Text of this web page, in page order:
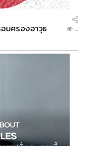
บครองอาวุธ
...